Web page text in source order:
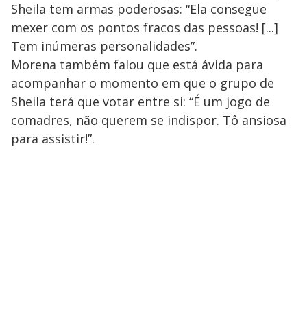
Sheila tem armas poderosas: “Ela consegue
mexer com os pontos fracos das pessoas! [...]
Tem inúmeras personalidades”.
Morena também falou que está ávida para
acompanhar o momento em que o grupo de
Sheila terá que votar entre si: “É um jogo de
comadres, não querem se indispor. Tô ansiosa
para assistir!”.